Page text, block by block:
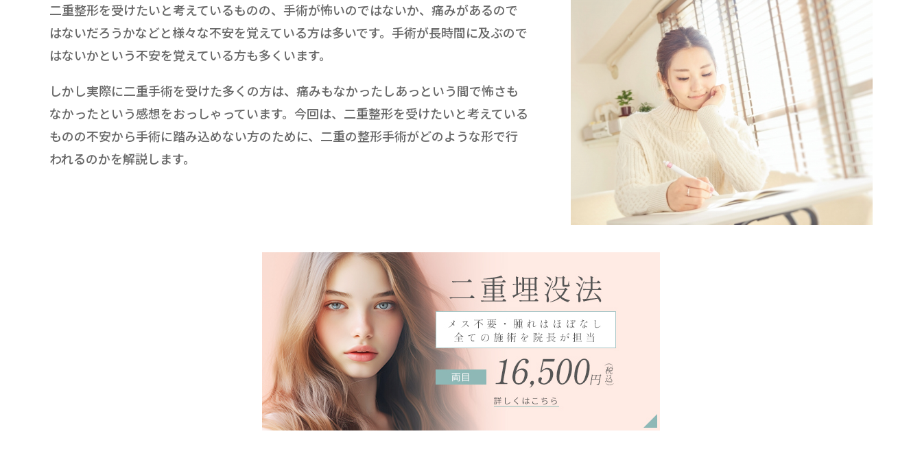
二重整形を受けたいと考えているものの、手術が怖いのではないか、痛みがあるので
はないだろうかなどと様々な不安を覚えている方は多いです。手術が長時間に及ぶので
はないかという不安を覚えている方も多くいます。
しかし実際に二重手術を受けた多くの方は、痛みもなかったしあっという間で怖さも
なかったという感想をおっしゃっています。今回は、二重整形を受けたいと考えている
ものの不安から手術に踏み込めない方のために、二重の整形手術がどのような形で行
われるのかを解説します。